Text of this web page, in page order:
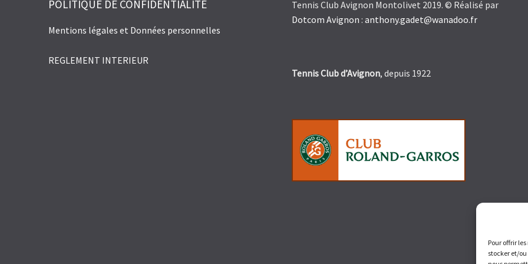
Pour offrir
stocker et/
POLITIQUE DE CONFIDENTIALITÉ
Mentions légales et Données personnelles
REGLEMENT INTERIEUR
Tennis Club Avignon Montolivet 2019. © Réalisé par
Dotcom Avignon : anthony.gadet@wanadoo.fr
Tennis Club d’Avignon, depuis 1922